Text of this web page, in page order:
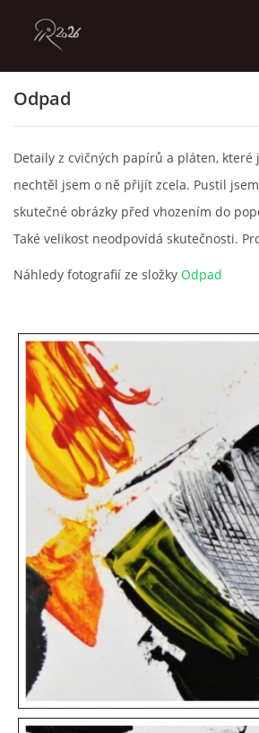
ÚVOD
GALERIE
KONTAKT
Odpad
Detaily z cvičných papírů a pláten, které
nechtěl jsem o ně přijít zcela. Pustil
skutečné obrázky před vhozením do
Také velikost neodpovídá skutečnosti.
Náhledy fotografií ze složky Odpad